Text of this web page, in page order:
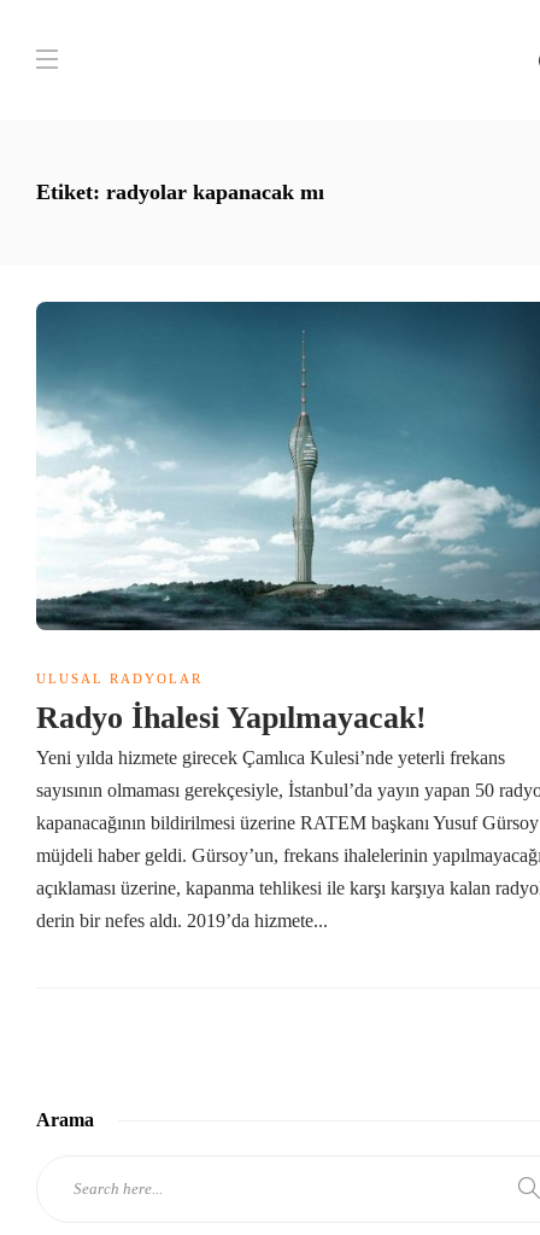
Etiket: radyolar kapanacak mı
ULUSAL RADYOLAR
Radyo İhalesi Yapılmayacak!
Yeni yılda hizmete girecek Çamlıca Kulesi’nde yeterli frekans
sayısının olmaması gerekçesiyle, İstanbul’da yayın yapan 50
kapanacağının bildirilmesi üzerine RATEM başkanı Yusuf
müjdeli haber geldi. Gürsoy’un, frekans ihalelerinin
açıklaması üzerine, kapanma tehlikesi ile karşı karşıya kalan
derin bir nefes aldı. 2019’da hizmete...
Arama